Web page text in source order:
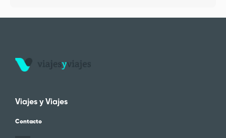
Viajes y Viajes
Contacto